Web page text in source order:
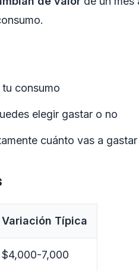
consumo
elegir gastar o no
cuánto vas a gastar
Variación Típica
$4,000-7,000